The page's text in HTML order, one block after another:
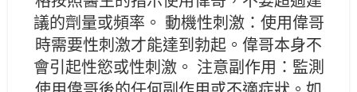
議的劑量或頻率。 動機性刺激：使用偉哥
時需要性刺激才能達到勃起。偉哥本身不
會引起性慾或性刺激。 注意副作用：監測